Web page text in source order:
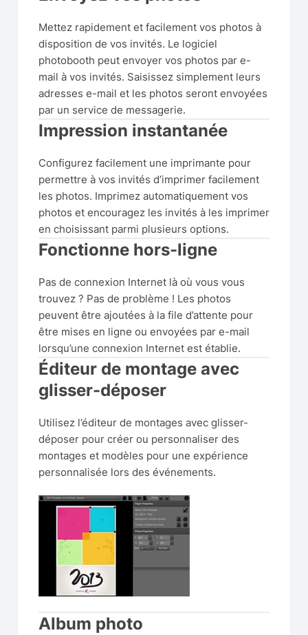
Mettez rapidement et facilement vos photos à
disposition de vos invités. Le logiciel
photobooth peut envoyer vos photos par e-
mail à vos invités. Saisissez simplement leurs
adresses e-mail et les photos seront envoyées
par un service de messagerie.
Impression instantanée
Configurez facilement une imprimante pour
permettre à vos invités d’imprimer facilement
les photos. Imprimez automatiquement vos
photos et encouragez les invités à les imprimer
en choisissant parmi plusieurs options.
Fonctionne hors-ligne
Pas de connexion Internet là où vous vous
trouvez ? Pas de problème ! Les photos
peuvent être ajoutées à la file d’attente pour
être mises en ligne ou envoyées par e-mail
lorsqu’une connexion Internet est établie.
Éditeur de montage avec
glisser-déposer
Utilisez l’éditeur de montages avec glisser-
déposer pour créer ou personnaliser des
montages et modèles pour une expérience
personnalisée lors des événements.
Album photo